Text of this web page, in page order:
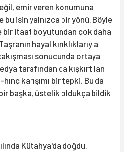
emir veren konumuna
isin yalnızca bir yönü. Böyle
bir itaat boyutundan çok daha
hayal kırıklıklarıyla
sonucunda ortaya
tarafından da kışkırtılan
karışımı bir tepki. Bu da
bir başka, üstelik oldukça bildik
Kütahya'da doğdu.